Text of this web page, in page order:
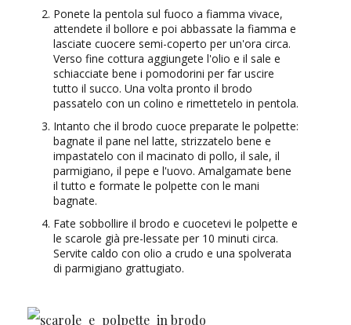
Ponete la pentola sul fuoco a fiamma vivace,
attendete il bollore e poi abbassate la fiamma e
lasciate cuocere semi-coperto per un'ora circa.
Verso fine cottura aggiungete l'olio e il sale e
schiacciate bene i pomodorini per far uscire
tutto il succo. Una volta pronto il brodo
passatelo con un colino e rimettetelo in pentola.
Intanto che il brodo cuoce preparate le polpette:
bagnate il pane nel latte, strizzatelo bene e
impastatelo con il macinato di pollo, il sale, il
parmigiano, il pepe e l'uovo. Amalgamate bene
il tutto e formate le polpette con le mani
bagnate.
Fate sobbollire il brodo e cuocetevi le polpette e
le scarole già pre-lessate per 10 minuti circa.
Servite caldo con olio a crudo e una spolverata
di parmigiano grattugiato.